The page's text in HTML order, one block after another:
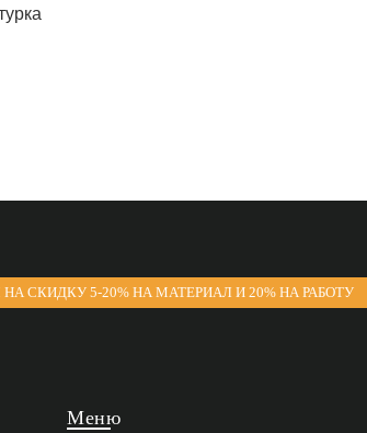
СКИДКУ 5-20% НА МАТЕРИАЛ И 20% НА РАБОТУ
Меню